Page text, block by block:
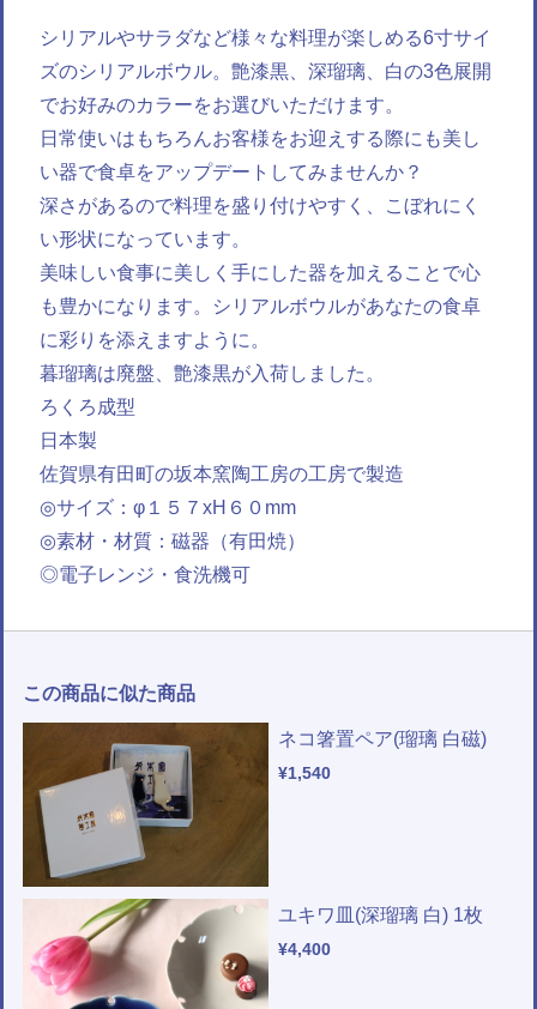
シリアルやサラダなど様々な料理が楽しめる6寸サイ
ズのシリアルボウル。艶漆黒、深瑠璃、白の3色展開
でお好みのカラーをお選びいただけます。
日常使いはもちろんお客様をお迎えする際にも美し
い器で食卓をアップデートしてみませんか？
深さがあるので料理を盛り付けやすく、こぼれにく
い形状になっています。
美味しい食事に美しく手にした器を加えることで心
も豊かになります。シリアルボウルがあなたの食卓
に彩りを添えますように。
暮瑠璃は廃盤、艶漆黒が入荷しました。
ろくろ成型
日本製
佐賀県有田町の坂本窯陶工房の工房で製造
◎サイズ：φ１５７xH６０mm
◎素材・材質：磁器（有田焼）
◎電子レンジ・食洗機可
この商品に似た商品
ネコ箸置ペア(瑠璃 白磁)
¥1,540
ユキワ皿(深瑠璃 白) 1枚
¥4,400